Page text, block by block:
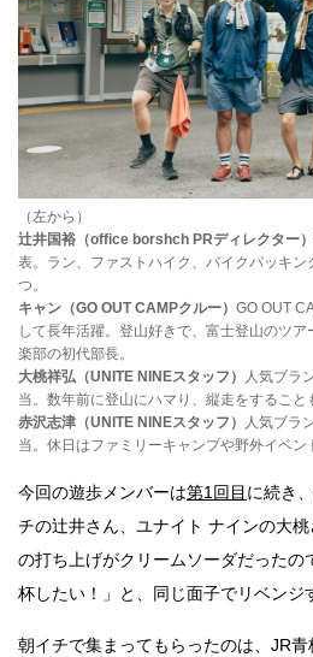
（左から）
辻井国裕（office borshch PRディレクター）
表。ラン、ファストハイク、バイクパッキ
つ。
キャン（GO OUT CAMPクルー） GO OUT
して長年活躍。登山好きで、富士登山のツ
楽部の初代部長。
大桃祥弘（UNITE NINEスタッフ）
人気ブラ
当。数年前に登山にハマり、縦走をすること
赤沢志津（UNITE NINEスタッフ）
人気ブラ
当。休日はファミリーキャンプや野外イベン
今回の遊歩メンバーは第1回目 に続き
チの辻井さん、ユナイト ナインの大
の打ち上げがクリームソーダだったの
杯したい！」と、同じ面子でリベンジ
朝イチで集まってもらったのは、JR